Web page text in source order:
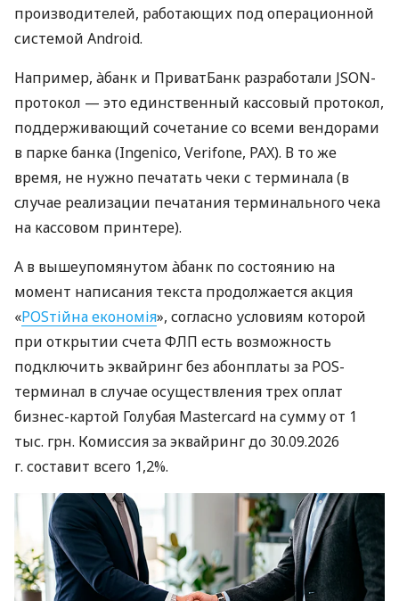
производителей, работающих под операционной
системой Android.
Например, àбанк и ПриватБанк разработали JSON-
протокол — это единственный кассовый протокол,
поддерживающий сочетание со всеми вендорами
в парке банка (Ingenico, Verifone, PAX). В то же
время, не нужно печатать чеки с терминала (в
случае реализации печатания терминального чека
на кассовом принтере).
А в вышеупомянутом àбанк по состоянию на
момент написания текста продолжается акция
«POSтійна економія», согласно условиям которой
при открытии счета ФЛП есть возможность
подключить эквайринг без абонплаты за POS-
терминал в случае осуществления трех оплат
бизнес-картой Голубая Mastercard на сумму от 1
тыс. грн. Комиссия за эквайринг до 30.09.2026
г. составит всего 1,2%.